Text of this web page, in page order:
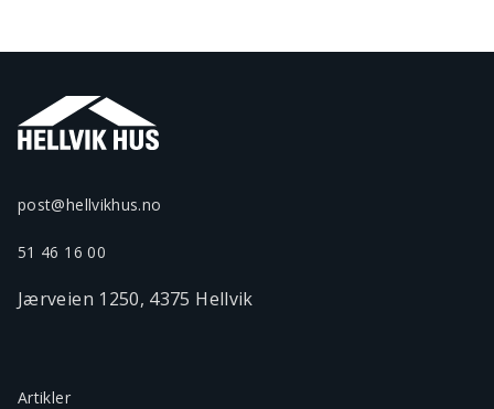
post@hellvikhus.no
51 46 16 00
Jærveien 1250, 4375 Hellvik
Artikler